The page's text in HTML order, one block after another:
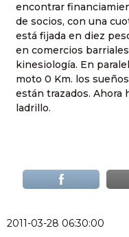
encontrar
de socios, con una
está fijada en diez
en comercios
kinesiología. En
moto 0 Km. los sueños
están trazados. Ahora
ladrillo.
2011-03-28 06:30:00